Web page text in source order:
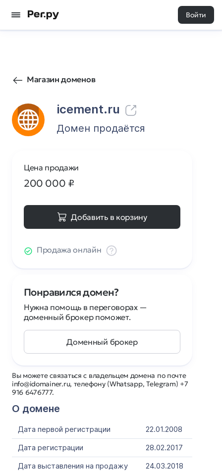
Войти
Магазин доменов
icement.ru
658 0
Домен продаётся
Вы можете связаться с владельцем домена по почте
info@idomainer.ru, телефону (Whatsapp, Telegram) +7
916 6476777.
О домене
Дата первой регистрации
22.01.2008
Дата регистрации
28.02.2017
Дата выставления на продажу
24.03.2018
Цена продажи
200 000 ₽
Добавить в корзину
Продажа онлайн
Понравился домен?
Нужна помощь в переговорах —
доменный брокер поможет.
Доменный брокер